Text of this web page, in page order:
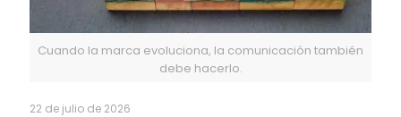
Cuando la marca evoluciona, la comunicación también
debe hacerlo.
22 de julio de 2026